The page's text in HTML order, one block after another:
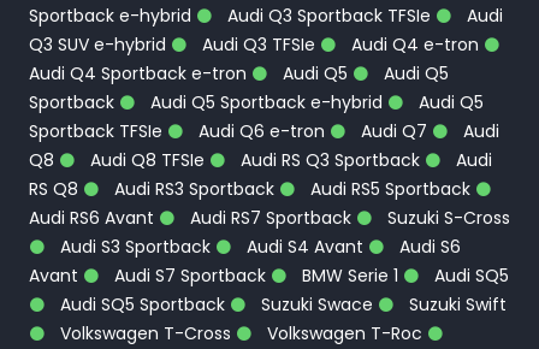
Sportback e-hybrid
Audi Q3 Sportback TFSIe
Audi
Q3 SUV e-hybrid
Audi Q3 TFSIe
Audi Q4 e-tron
Audi Q4 Sportback e-tron
Audi Q5
Audi Q5
Sportback
Audi Q5 Sportback e-hybrid
Audi Q5
Sportback TFSIe
Audi Q6 e-tron Audi Q7
Audi
Q8
Audi Q8 TFSIe Audi RS Q3 Sportback
Audi
RS Q8
Audi RS3 Sportback
Audi RS5 Sportback
Audi RS6 Avant
Audi RS7 Sportback
Suzuki S-Cross
Audi S3 Sportback
Audi S4 Avant
Audi S6
Avant
Audi S7 Sportback BMW Serie 1
Audi SQ5
Audi SQ5 Sportback
Suzuki Swace
Suzuki Swift
Volkswagen T-Cross
Volkswagen T-Roc